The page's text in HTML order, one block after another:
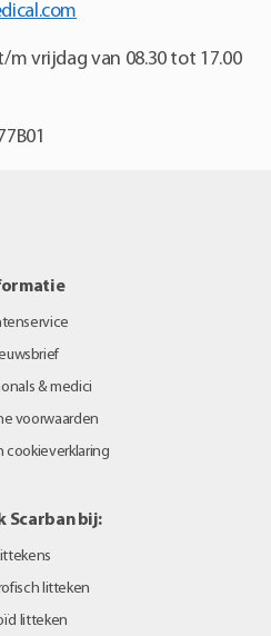
m vrijdag van 08.30 tot 17.00
& medici
voorwaarden
cookieverklaring
Scarban bij:
litteken
litteken